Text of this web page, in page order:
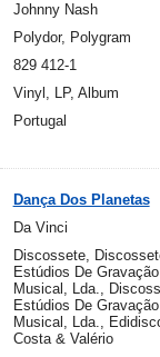
Johnny Nash
Polydor, Polygram
829 412-1
Vinyl, LP, Album
Portugal
Dança Dos Planetas
Da Vinci
Discossete,
Estúdios De
Musical, Lda.,
Estúdios De
Musical, Lda.,
Costa & Valério